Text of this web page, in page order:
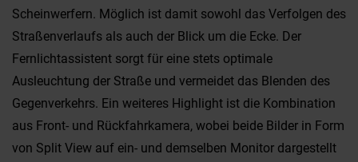
Scheinwerfern. Möglich ist damit sowohl das Verfolgen des
Straßenverlaufs als auch der Blick um die Ecke. Der
Fernlichtassistent sorgt für eine stets optimale
Ausleuchtung der Straße und vermeidet das Blenden des
Gegenverkehrs. Ein weiteres Highlight ist die Kombination
aus Front- und Rückfahrkamera, wobei beide Bilder in Form
von Split View auf ein- und demselben Monitor dargestellt